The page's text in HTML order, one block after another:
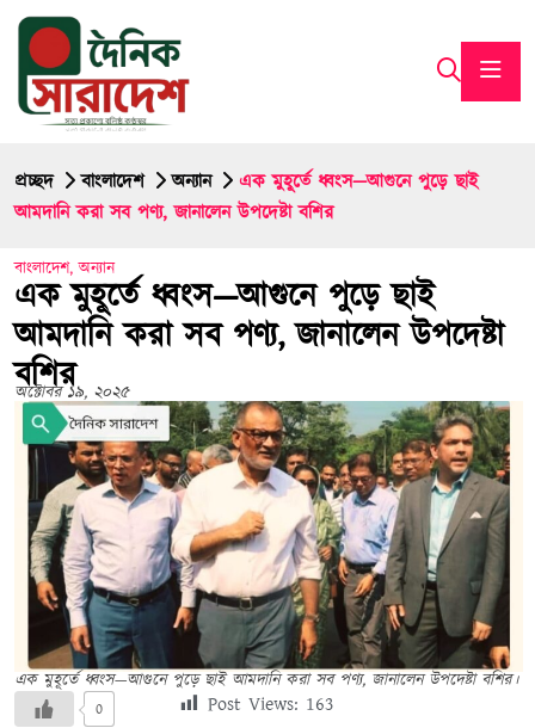
প্রচ্ছদ বাংলাদেশ অন্যান
এক মুহূর্তে ধ্বংস—আগুনে পুড়ে ছাই
আমদানি করা সব পণ্য, জানালেন উপদেষ্টা বশির
বাংলাদেশ,অন্যান
এক মুহূর্তে ধ্বংস—আগুনে পুড়ে ছাই
আমদানি করা সব পণ্য, জানালেন উপদেষ্টা
বশির
অক্টোবর ১৯, ২০২৫
এক মুহূর্তে ধ্বংস—আগুনে পুড়ে ছাই আমদানি করা সব পণ্য, জানালেন উপদেষ্টা বশির।
0 Post Views: 163